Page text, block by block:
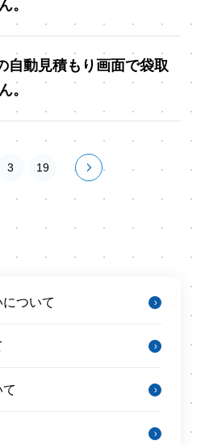
。
自動見積もり画面で袋取
。
3 19
ついて